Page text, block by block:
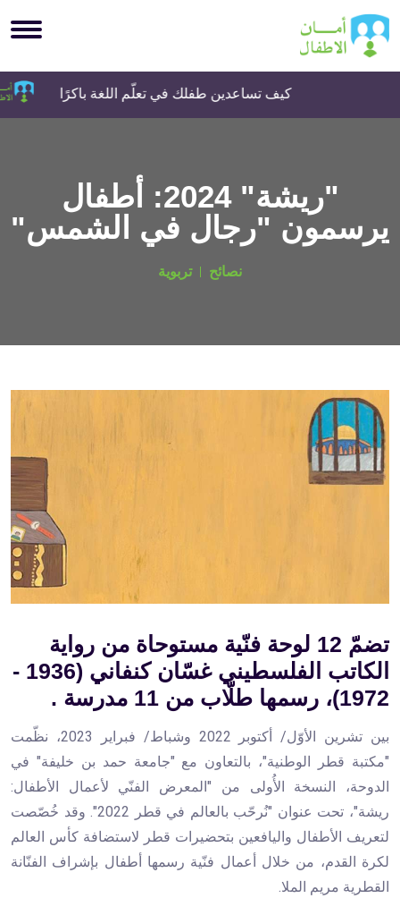
كيف تساعدين طفلك في تعلّم اللغة باكرًا
"ريشة" 2024: أطفال
يرسمون "رجال في الشمس"
نصائح تربوية
تضمّ 12 لوحة فنّية مستوحاة من رواية
الكاتب الفلسطيني غسّان كنفاني (1936 -
1972)، رسمها طلّاب من 11 مدرسة .
بين تشرين الأوّل/ أكتوبر 2022 وشباط/ فبراير 2023، نظّمت
"مكتبة قطر الوطنية"، بالتعاون مع "جامعة حمد بن خليفة" في
الدوحة، النسخة الأُولى من "المعرض الفنّي لأعمال الأطفال:
ريشة"، تحت عنوان "نُرحّب بالعالم في قطر 2022". وقد خُصّصت
لتعريف الأطفال واليافعين بتحضيرات قطر لاستضافة كأس العالم
لكرة القدم، من خلال أعمال فنّية رسمها أطفال بإشراف الفنّانة
القطرية مريم الملا.